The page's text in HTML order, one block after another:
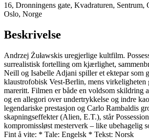
16, Dronningens gate, Kvadraturen, Sentrum,
Oslo, Norge
Beskrivelse
Andrzej Żuławskis uregjerlige kultfilm.
surrealistisk fortelling om kjærlighet,
Neill og Isabelle Adjani spiller et ektepar som
klaustrofobisk Vest-Berlin, mens virkeligheten
mareritt. Filmen er både en voldsom skildring
og en allegori over undertrykkelse og indre
legendariske prestasjon og Carlo Rambaldis
skapningseffekter (Alien, E.T.), står
kompromissløst mesterverk – like ubehagelig
Fint å vite: * Tale: Engelsk * Tekst: Norsk